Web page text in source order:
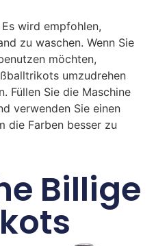
wird empfohlen,
zu waschen. Wenn Sie
möchten,
umzudrehen
Füllen Sie die Maschine
verwenden Sie einen
die Farben besser zu
Billige